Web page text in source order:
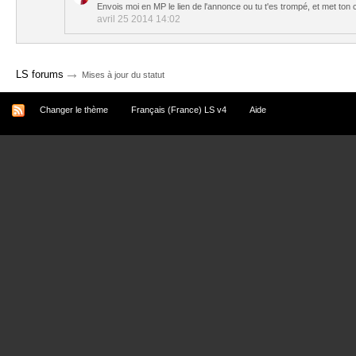
Envois moi en MP le lien de l'annonce ou tu t'es trompé, et met ton
avril 25 2014 14:02
LS forums → Mises à jour du statut
Changer le thème Français (France) LS v4 Aide